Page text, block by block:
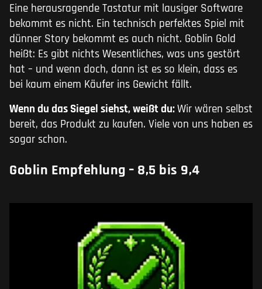
Eine herausragende Tastatur mit lausiger Software
bekommt es nicht. Ein technisch perfektes Spiel mit
dünner Story bekommt es auch nicht. Goblin Gold
heißt: Es gibt nichts Wesentliches, was uns gestört
hat – und wenn doch, dann ist es so klein, dass es
bei kaum einem Käufer ins Gewicht fällt.
Wenn du das Siegel siehst, weißt du:Wir wären selbst
bereit, das Produkt zu kaufen. Viele von uns haben es
sogar schon.
Goblin Empfehlung – 8,5 bis 9,4